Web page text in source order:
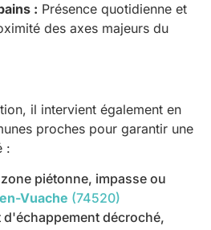
: Présence quotidienne et
des axes majeurs du
il intervient également en
proches pour garantir une
:
piétonne, impasse ou
Vuache (74520)
décroché,